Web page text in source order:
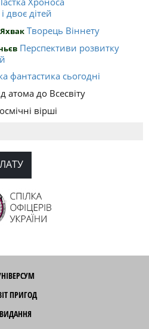
двоє дітей
Творець Віннету
Перспективи розвитку
фантастика сьогодні
атома до Всесвіту
вірші
ПРИГОД
ВИДАННЯ